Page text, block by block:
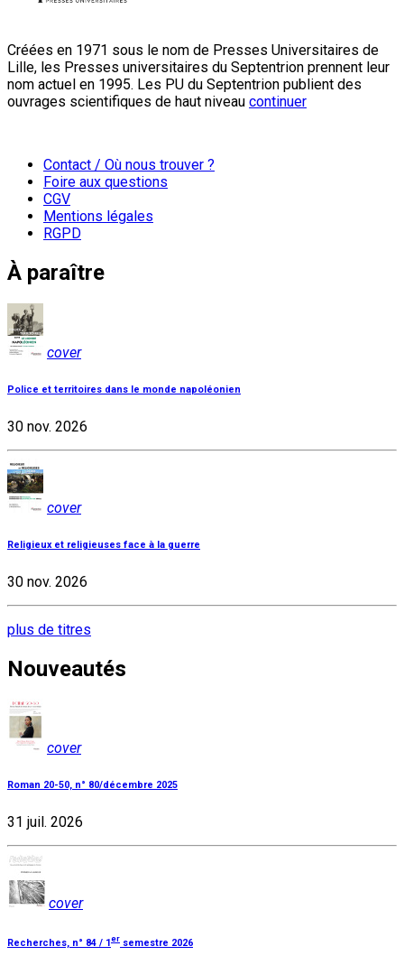
Créées en 1971 sous le nom de Presses Universitaires de
Lille, les Presses universitaires du Septentrion prennent leur
nom actuel en 1995. Les PU du Septentrion publient des
ouvrages scientifiques de haut niveau continuer
Contact / Où nous trouver ?
Foire aux questions
CGV
Mentions légales
RGPD
À paraître
cover
Police et territoires dans le monde napoléonien
30 nov. 2026
cover
Religieux et religieuses face à la guerre
30 nov. 2026
plus de titres
Nouveautés
cover
Roman 20-50, n° 80/décembre 2025
31 juil. 2026
cover
Recherches, n° 84 / 1er semestre 2026